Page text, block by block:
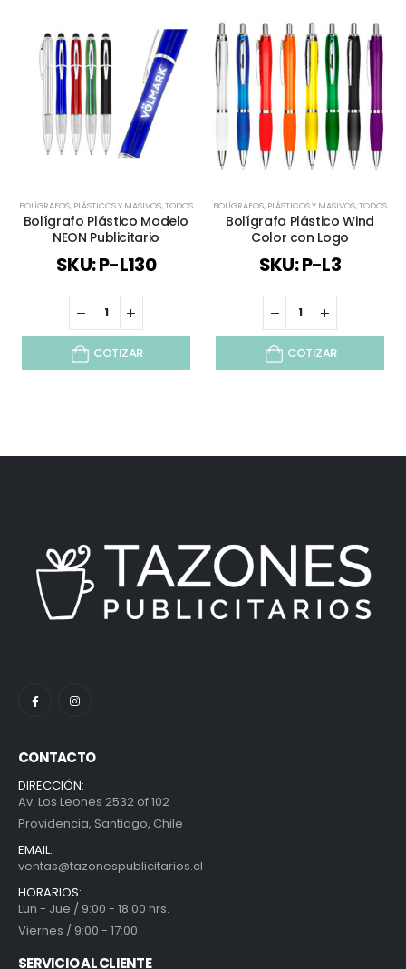
BOLÍGRAFOS, PLÁSTICOS Y MASIVOS,TODOS
Bolígrafo Plástico Modelo
NEON Publicitario
SKU: P-L130
COTIZAR
BOLÍGRAFOS, PLÁSTICOS Y MASIVOS,TODOS
Bolígrafo Plástico Wind
Color con Logo
SKU: P-L3
COTIZAR
CONTACTO
DIRECCIÓN:
Av. Los Leones 2532 of 102
Providencia, Santiago, Chile
EMAIL:
ventas@tazonespublicitarios.cl
HORARIOS:
Lun - Jue / 9:00 - 18:00 hrs.
Viernes / 9:00 - 17:00
SERVICIO AL CLIENTE